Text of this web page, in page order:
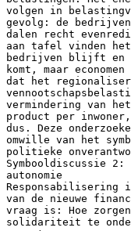
volgen in
gevolg: de bedrijven
dalen recht
aan tafel vinden
bedrijven blijft en
komt, maar
dat het
vermindering van
product per
dus. Deze
omwille van het
politieke
Symbooldiscussie
autonomie
Responsabilisering
van de nieuwe
vraag is: Hoe
solidariteit te